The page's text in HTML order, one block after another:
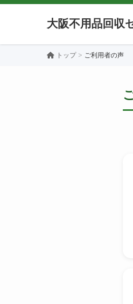
大阪不用品回収
トップ ご利用者の声